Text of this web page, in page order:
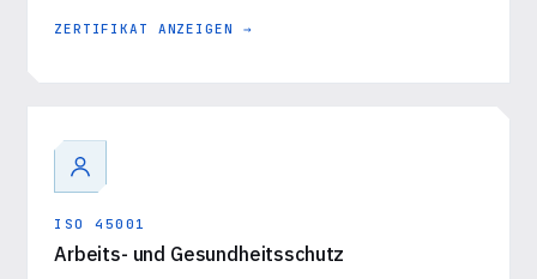
ZERTIFIKAT ANZEIGEN →
ISO 45001
Arbeits- und Gesundheitsschutz